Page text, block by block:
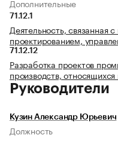
Дополнительные
71.12.1
Деятельность, связанная
проектированием,
71.12.12
Разработка проектов
производств,
Руководители
Кузин Александр Юрьевич
Должность